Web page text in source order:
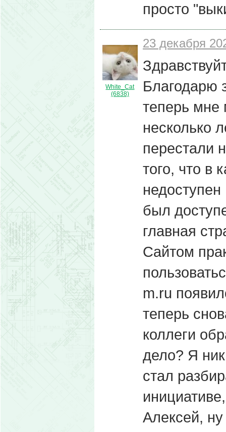
просто
White_Cat
(6838)
23 декабря
Благодарю
теперь мне
несколько
перестали
того, что в
был
главная
Сайтом
m.ru
теперь
коллеги
дело? Я
стал
Алексей,